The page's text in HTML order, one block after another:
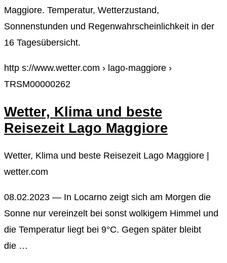
Maggiore. Temperatur, Wetterzustand,
Sonnenstunden und Regenwahrscheinlichkeit in der
16 Tagesübersicht.
http s://www.wetter.com › lago-maggiore ›
TRSM00000262
Wetter, Klima und beste
Reisezeit Lago Maggiore
Wetter, Klima und beste Reisezeit Lago Maggiore |
wetter.com
08.02.2023 — In Locarno zeigt sich am Morgen die
Sonne nur vereinzelt bei sonst wolkigem Himmel und
die Temperatur liegt bei 9°C. Gegen später bleibt
die …